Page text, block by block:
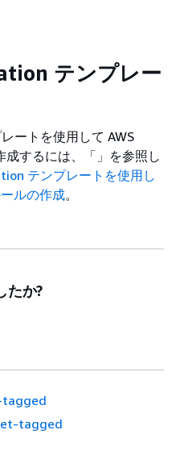
テンプレー
ートを使用して AWS
するには、「」を参照し
テンプレートを使用し
ルの作成。
たか?
tagged